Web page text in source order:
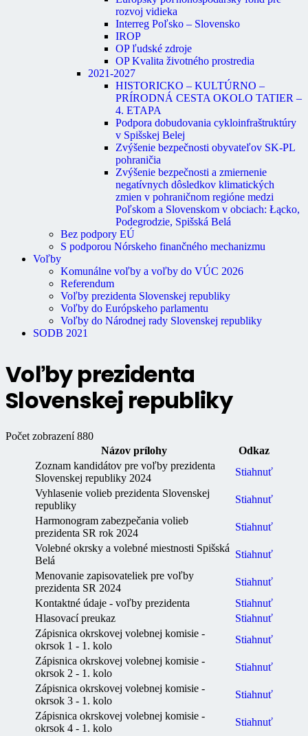
rozvoj vidieka
Interreg Poľsko – Slovensko
IROP
OP ľudské zdroje
OP Kvalita životného prostredia
2021-2027
HISTORICKO – KULTÚRNO –
PRÍRODNÁ CESTA OKOLO TATIER –
4. ETAPA
Podpora dobudovania cykloinfraštruktúry
v Spišskej Belej
Zvýšenie bezpečnosti obyvateľov SK-PL
pohraničia
Zvýšenie bezpečnosti a zmiernenie
negatívnych dôsledkov klimatických
zmien v pohraničnom regióne medzi
Poľskom a Slovenskom v obciach: Łącko,
Podegrodzie, Spišská Belá
Bez podpory EÚ
S podporou Nórskeho finančného mechanizmu
Voľby
Komunálne voľby a voľby do VÚC 2026
Referendum
Voľby prezidenta Slovenskej republiky
Voľby do Európskeho parlamentu
Voľby do Národnej rady Slovenskej republiky
SODB 2021
Voľby prezidenta
Slovenskej republiky
Počet zobrazení880
Názov prílohy
Odkaz
Zoznam kandidátov pre voľby prezidenta
Slovenskej republiky 2024
Stiahnuť
Vyhlasenie volieb prezidenta Slovenskej
republiky
Stiahnuť
Harmonogram zabezpečania volieb
prezidenta SR rok 2024
Stiahnuť
Volebné okrsky a volebné miestnosti Spišská
Belá
Stiahnuť
Menovanie zapisovateliek pre voľby
prezidenta SR 2024
Stiahnuť
Kontaktné údaje - voľby prezidenta
Stiahnuť
Hlasovací preukaz
Stiahnuť
Zápisnica okrskovej volebnej komisie -
okrsok 1 - 1. kolo
Stiahnuť
Zápisnica okrskovej volebnej komisie -
okrsok 2 - 1. kolo
Stiahnuť
Zápisnica okrskovej volebnej komisie -
okrsok 3 - 1. kolo
Stiahnuť
Zápisnica okrskovej volebnej komisie -
okrsok 4 - 1. kolo
Stiahnuť